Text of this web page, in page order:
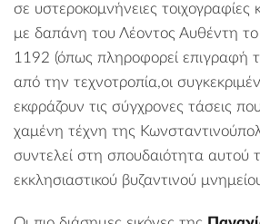
σε υστεροκομνήνειες τοιχογραφίες
με δαπάνη του Λέοντος Αυθέντη το
1192 (όπως πληροφορεί επιγραφή
από την τεχνοτροπία,οι
εκφράζουν τις σύγχρονες τάσεις
χαμένη τέχνη της
συντελεί στη σπουδαιότητα αυτού
εκκλησιαστικού βυζαντινού